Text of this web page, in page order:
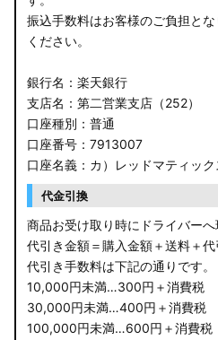
振込手数料はお客様のご負担と
ください。
銀行名：楽天銀行
支店名：第二営業支店（252）
口座種別：普通
口座番号：7913007
口座名義：カ）レッドマティック
代金引換
商品お受け取り時にドライバーへ
代引き金額＝購入金額＋送料＋
代引き手数料は下記の通りです。
10,000円未満…300円＋消費税
30,000円未満…400円＋消費税
100,000円未満…600円＋消費税